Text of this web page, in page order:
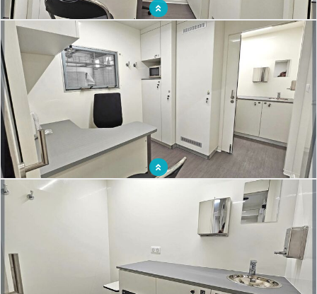
Faciliter l'accès aux soins en apportant directement les soins sur le terrain
Unité médicale mobile pour offrir des soins de proximité dans le sud de la France